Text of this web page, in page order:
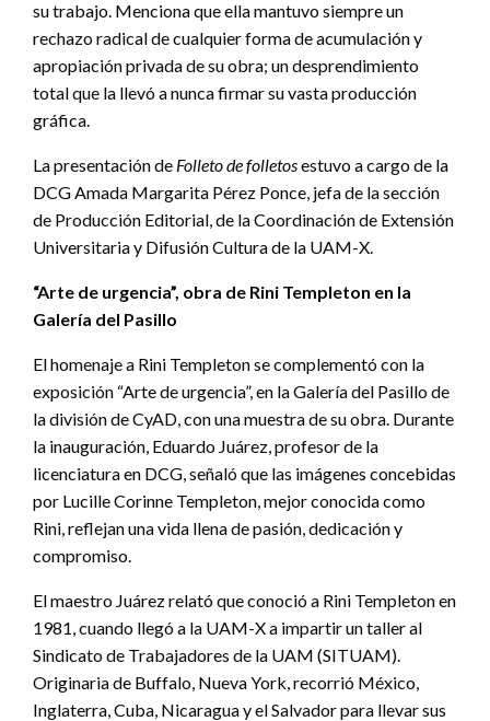
su trabajo. Menciona que ella mantuvo siempre un
rechazo radical de cualquier forma de acumulación y
apropiación privada de su obra; un desprendimiento
total que la llevó a nunca firmar su vasta producción
gráfica.
La presentación de Folleto de folletosestuvo a cargo de la
DCG Amada Margarita Pérez Ponce, jefa de la sección
de Producción Editorial, de la Coordinación de Extensión
Universitaria y Difusión Cultura de la UAM-X.
“Arte de urgencia”, obra de Rini Templeton en la
Galería del Pasillo
El homenaje a Rini Templeton se complementó con la
exposición “Arte de urgencia”, en la Galería del Pasillo de
la división de CyAD, con una muestra de su obra. Durante
la inauguración, Eduardo Juárez, profesor de la
licenciatura en DCG, señaló que las imágenes concebidas
por Lucille Corinne Templeton, mejor conocida como
Rini, reflejan una vida llena de pasión, dedicación y
compromiso.
El maestro Juárez relató que conoció a Rini Templeton en
1981, cuando llegó a la UAM-X a impartir un taller al
Sindicato de Trabajadores de la UAM (SITUAM).
Originaria de Buffalo, Nueva York, recorrió México,
Inglaterra, Cuba, Nicaragua y el Salvador para llevar sus